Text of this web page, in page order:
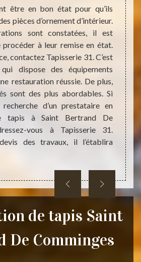
être en bon état pour qu’ils
pièces d’ornement d’intérieur.
sont constatées, il est
procéder à leur remise en état.
contactez Tapisserie 31. C’est
dispose des équipements
restauration réussie. De plus,
sont des plus abordables. Si
d’un prestataire en
tapis à Saint Bertrand De
vous à Tapisserie 31.
des travaux, il l’établira
Ils
bon
qu’il
de tapis Saint
De Comminges